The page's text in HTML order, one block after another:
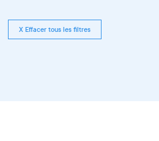
X Effacer tous les filtres